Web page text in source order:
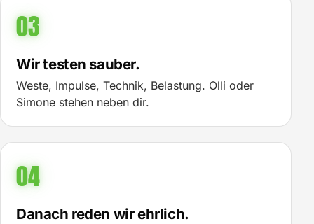
03
Wir testen sauber.
Weste, Impulse, Technik, Belastung. Olli oder
Simone stehen neben dir.
04
Danach reden wir ehrlich.